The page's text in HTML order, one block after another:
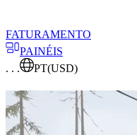
FATURAMENTO
PAINÉIS
. . .
PT(USD)